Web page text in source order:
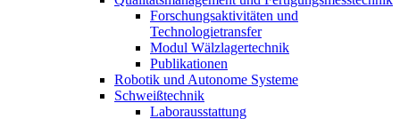
Forschungsaktivitäten und
Technologietransfer
Modul Wälzlagertechnik
Publikationen
Robotik und Autonome Systeme
Schweißtechnik
Laborausstattung